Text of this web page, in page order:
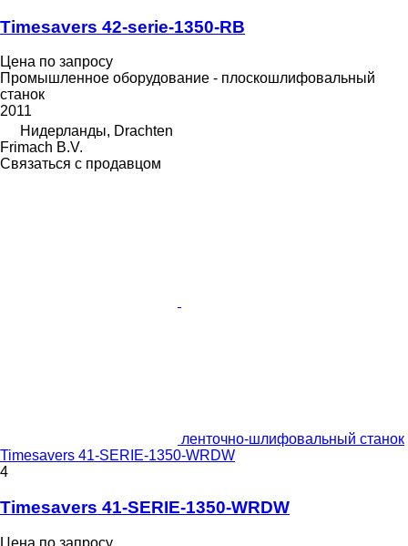
Timesavers 42-serie-1350-RB
Цена по запросу
Промышленное оборудование - плоскошлифовальный
станок
2011
Нидерланды, Drachten
Frimach B.V.
Связаться с продавцом
ленточно-шлифовальный станок
Timesavers 41-SERIE-1350-WRDW
4
Timesavers 41-SERIE-1350-WRDW
Цена по запросу